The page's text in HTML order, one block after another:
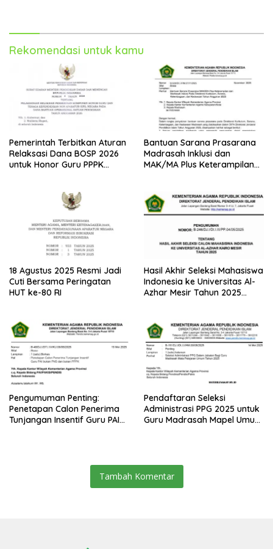
Rekomendasi untuk kamu
Pemerintah Terbitkan Aturan
Relaksasi Dana BOSP 2026
untuk Honor Guru PPPK
Bantuan Sarana Prasarana
Madrasah Inklusi dan
MAK/MA Plus Keterampilan
18 Agustus 2025 Resmi Jadi
Cuti Bersama Peringatan
HUT ke-80 RI
Hasil Akhir Seleksi Mahasiswa
Indonesia ke Universitas Al-
Azhar Mesir Tahun 2025
Pengumuman Penting:
Penetapan Calon Penerima
Tunjangan Insentif Guru PAI
Pendaftaran Seleksi
Administrasi PPG 2025 untuk
Guru Madrasah Mapel Umum
Tambah Komentar